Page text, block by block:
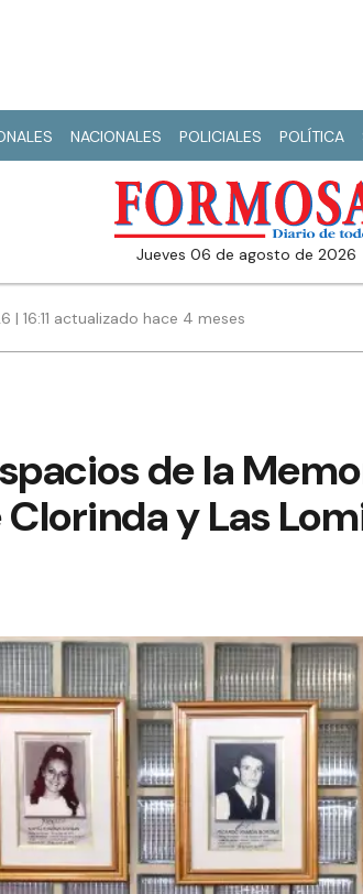
NACIONALES POLICIALES POLÍTICA
jueves 06 de agosto de 2026
| 16:11 actualizado hace 4 meses
de la
y Las